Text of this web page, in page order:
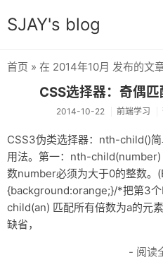
SJAY's blog
学习
前端
参考
微信
资
首页 » 在 2014年10月 发布的文
CSS选择器：奇偶
2014-10-22 前端学习
CSS3伪类选择器：nth-child()
用法。第一：nth-
数number必须为大于0的整数
{background:orange;}/*把第3
child(an) 匹配所有倍数为a的元
缺省，
- 阅读